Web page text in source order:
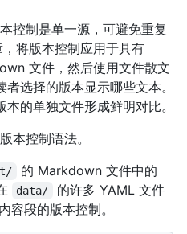
控制是单一源，可避免重复
将版本控制应用于具有
文件，然后使用文件散文
选择的版本显示哪些文本。
的单独文件形成鲜明对比。
本控制语法。
的 Markdown 文件中的
data/
的许多 YAML 文件
容段的版本控制。